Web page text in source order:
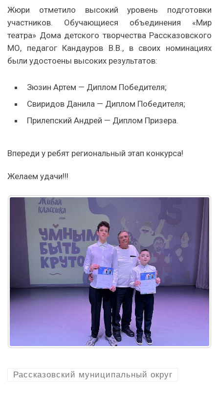
Жюри отметило высокий уровень подготовки
участников. Обучающиеся объединения «Мир
театра» Дома детского творчества Рассказовского
МО, педагог Кандауров В.В., в своих номинациях
были удостоены высоких результатов:
Зюзин Артем — Диплом Победителя;
Свиридов Данила — Диплом Победителя;
Прилепский Андрей — Диплом Призера.
Впереди у ребят региональный этап конкурса!
Желаем удачи!!!
Рассказовский муниципальный округ